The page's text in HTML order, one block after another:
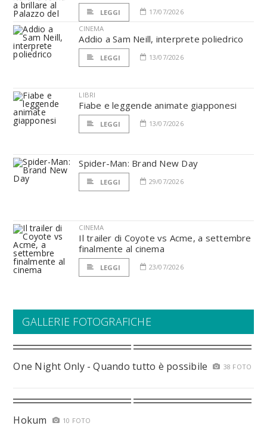
LEGGI
17/07/2026
CINEMA
Addio a Sam Neill, interprete poliedrico
LEGGI 13/07/2026
LIBRI
Fiabe e leggende animate giapponesi
LEGGI 13/07/2026
Spider-Man: Brand New Day
LEGGI 29/07/2026
CINEMA
Il trailer di Coyote vs Acme, a settembre
finalmente al cinema
LEGGI 23/07/2026
GALLERIE FOTOGRAFICHE
One Night Only - Quando tutto è possibile 38 FOTO
Hokum 10 FOTO